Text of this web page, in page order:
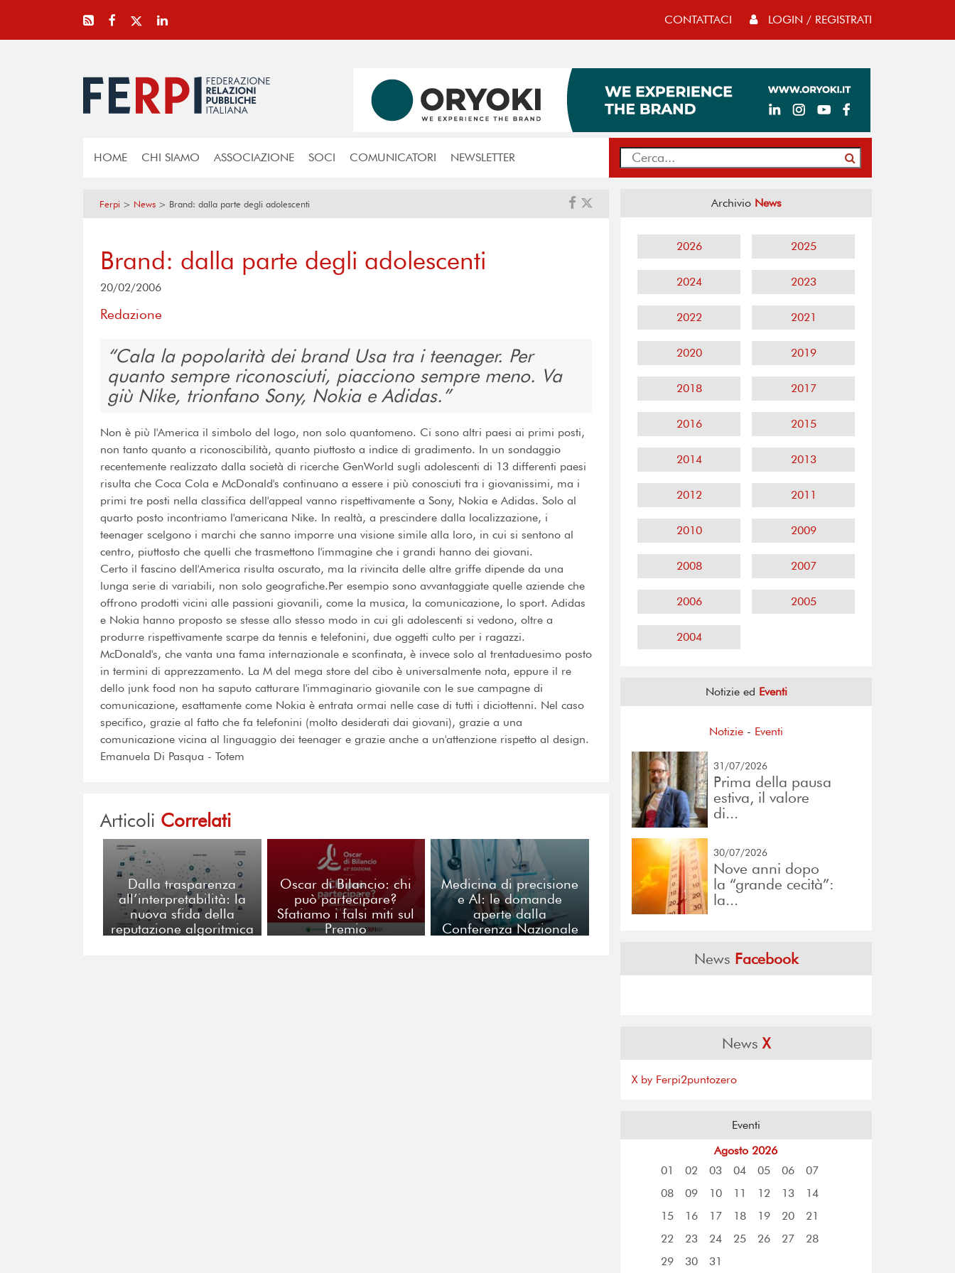
CONTATTACI LOGIN / REGISTRATI
HOME CHI SIAMO ASSOCIAZIONE SOCI COMUNICATORI NEWSLETTER
Ferpi > News > Brand: dalla parte degli adolescenti
Brand: dalla parte degli adolescenti
20/02/2006
Redazione
Cala la popolarità dei brand Usa tra i teenager. Per
quanto sempre riconosciuti, piacciono sempre meno. Va
giù Nike, trionfano Sony, Nokia e Adidas.
Non è più l'America il simbolo del logo, non solo quantomeno. Ci sono altri paesi ai primi posti,
non tanto quanto a riconoscibilità, quanto piuttosto a indice di gradimento. In un sondaggio
recentemente realizzato dalla società di ricerche GenWorld sugli adolescenti di 13 differenti paesi
risulta che Coca Cola e McDonald's continuano a essere i più conosciuti tra i giovanissimi, ma i
primi tre posti nella classifica dell'appeal vanno rispettivamente a Sony, Nokia e Adidas. Solo al
quarto posto incontriamo l'americana Nike. In realtà, a prescindere dalla localizzazione, i
teenager scelgono i marchi che sanno imporre una visione simile alla loro, in cui si sentono al
centro, piuttosto che quelli che trasmettono l'immagine che i grandi hanno dei giovani.
Certo il fascino dell'America risulta oscurato, ma la rivincita delle altre griffe dipende da una
lunga serie di variabili, non solo geografiche.Per esempio sono avvantaggiate quelle aziende che
offrono prodotti vicini alle passioni giovanili, come la musica, la comunicazione, lo sport. Adidas
e Nokia hanno proposto se stesse allo stesso modo in cui gli adolescenti si vedono, oltre a
produrre rispettivamente scarpe da tennis e telefonini, due oggetti culto per i ragazzi.
McDonald's, che vanta una fama internazionale e sconfinata, è invece solo al trentaduesimo posto
in termini di apprezzamento. La M del mega store del cibo è universalmente nota, eppure il re
dello junk food non ha saputo catturare l'immaginario giovanile con le sue campagne di
comunicazione, esattamente come Nokia è entrata ormai nelle case di tutti i diciottenni. Nel caso
specifico, grazie al fatto che fa telefonini (molto desiderati dai giovani), grazie a una
comunicazione vicina al linguaggio dei teenager e grazie anche a un'attenzione rispetto al design.
Emanuela Di Pasqua - Totem
Articoli Correlati
Dalla trasparenza
all’interpretabilità: la
nuova sfida della
reputazione algoritmica
Oscar di Bilancio: chi
può partecipare?
Sfatiamo i falsi miti sul
Premio
Medicina di precisione
e AI: le domande
aperte dalla
Conferenza Nazionale
Archivio News
2026 2025
2024 2023
2022 2021
2020 2019
2018 2017
2016 2015
2014 2013
2012 2011
2010 2009
2008 2007
2006 2005
2004
Notizie ed Eventi
Notizie - Eventi
31/07/2026
Prima della pausa
estiva, il valore
di...
30/07/2026
Nove anni dopo
la “grande cecità”:
la...
News Facebook
NewsX
X by Ferpi2puntozero
Eventi
Agosto 2026
01
02 03 04 05 06
07
08
09 10 11 12 13
14
15
16 17 18 19 20
21
22
23 24 25 26 27
28
29
30 31